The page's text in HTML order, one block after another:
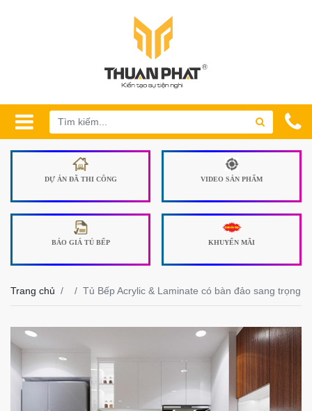
DỰ ÁN ĐÃ THI CÔNG VIDEO SẢN PHẨM
BÁO GIÁ TỦ BẾP KHUYẾN MÃI
Trang chủ Tủ Bếp Acrylic & Laminate có bàn đảo sang trọng